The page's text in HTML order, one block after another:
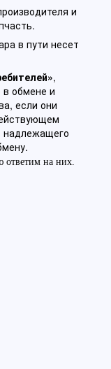
и
в пути несет
,
обмене и
если они
надлежащего
ответим на них.